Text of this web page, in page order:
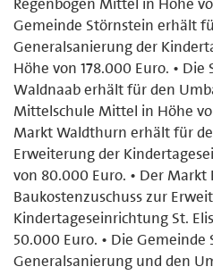
Gemeinde Störnstein erhält
Generalsanierung der
Höhe von 178.000 Euro. •
Waldnaab erhält für den
Mittelschule Mittel in Höhe
Markt Waldthurn erhält für
Erweiterung der
von 80.000 Euro. • Der Markt
Baukostenzuschuss zur
Kindertageseinrichtung St.
50.000 Euro. • Die
Generalsanierung und den